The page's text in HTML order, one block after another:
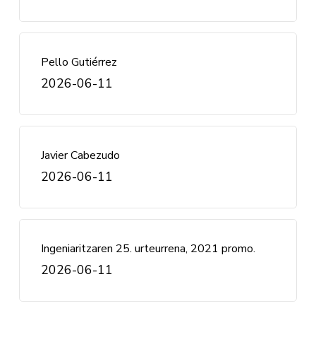
Pello Gutiérrez
2026-06-11
Javier Cabezudo
2026-06-11
Ingeniaritzaren 25. urteurrena, 2021 promo.
2026-06-11